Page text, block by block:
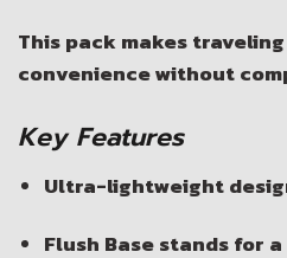
This pack makes
convenience without
Key Features
Ultra-lightweight
Flush Base stands for